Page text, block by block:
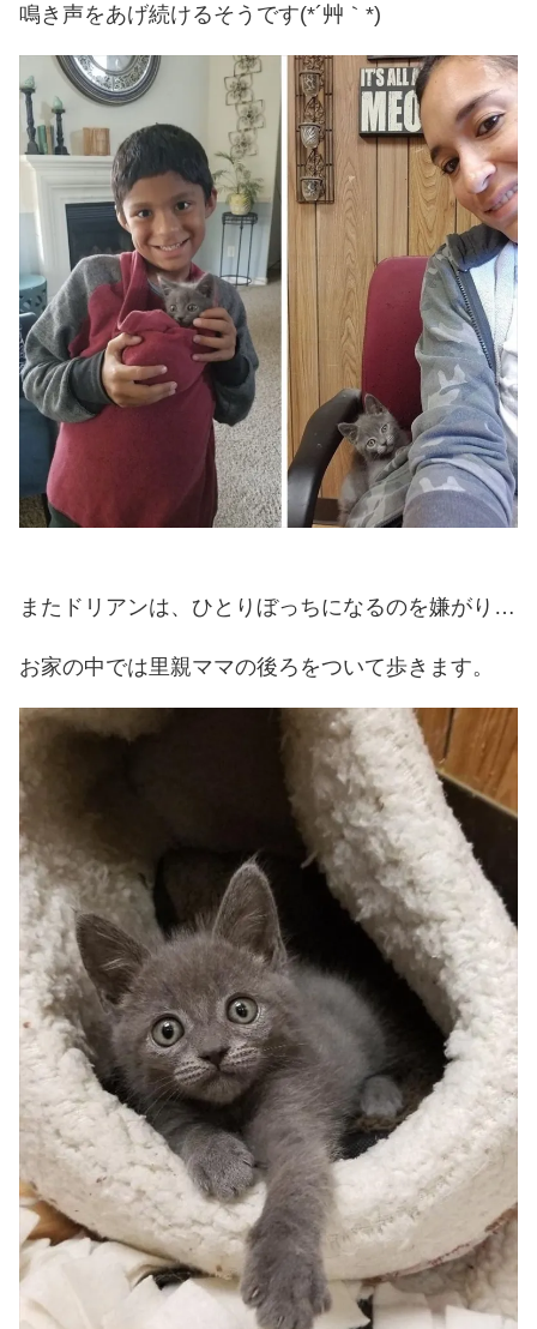
鳴き声をあげ続けるそうです(*´艸｀*)
またドリアンは、ひとりぼっちになるのを嫌がり…
お家の中では里親ママの後ろをついて歩きます。